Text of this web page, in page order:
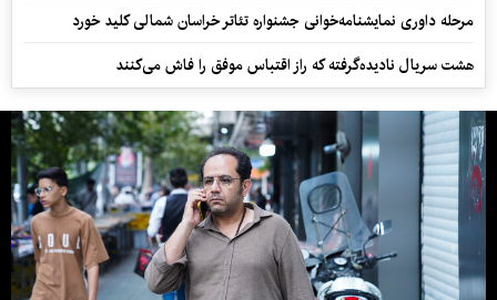
مرحله داوری نمایشنامه‌خوانی جشنواره تئاتر خراسان شمالی کلید خورد
هشت سریال نادیده‌گرفته که راز اقتباس موفق را فاش می‌کنند